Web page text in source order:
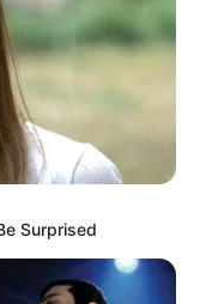
Surprised